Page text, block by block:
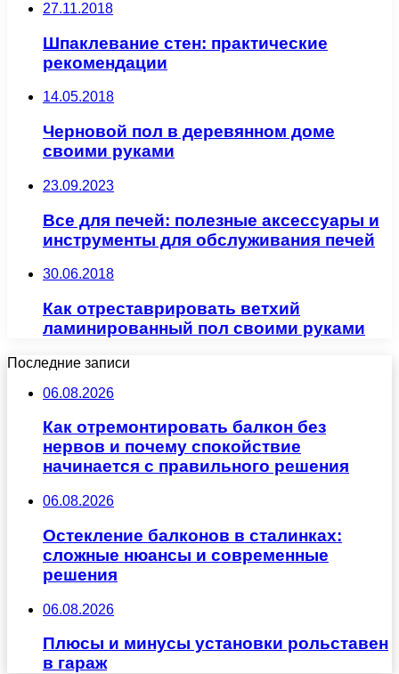
27.11.2018
Шпаклевание стен: практические
рекомендации
14.05.2018
Черновой пол в деревянном доме
своими руками
23.09.2023
Все для печей: полезные аксессуары и
инструменты для обслуживания печей
30.06.2018
Как отреставрировать ветхий
ламинированный пол своими руками
Последние записи
06.08.2026
Как отремонтировать балкон без
нервов и почему спокойствие
начинается с правильного решения
06.08.2026
Остекление балконов в сталинках:
сложные нюансы и современные
решения
06.08.2026
Плюсы и минусы установки рольставен
в гараж